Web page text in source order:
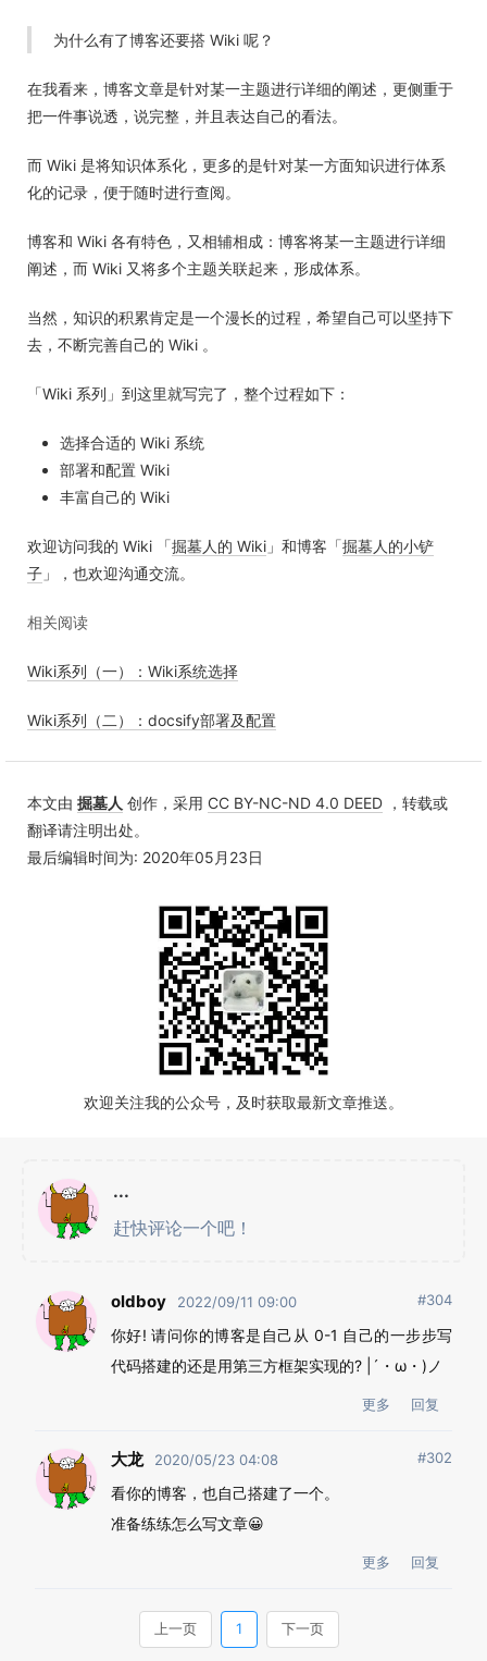
为什么有了博客还要搭 Wiki 呢？
在我看来，博客文章是针对某一主题进行详细的阐述，更侧重于
把一件事说透，说完整，并且表达自己的看法。
而 Wiki 是将知识体系化，更多的是针对某一方面知识进行体系
化的记录，便于随时进行查阅。
博客和 Wiki 各有特色，又相辅相成：博客将某一主题进行详细
阐述，而 Wiki 又将多个主题关联起来，形成体系。
当然，知识的积累肯定是一个漫长的过程，希望自己可以坚持下
去，不断完善自己的 Wiki 。
「Wiki 系列」到这里就写完了，整个过程如下：
选择合适的 Wiki 系统
部署和配置 Wiki
丰富自己的 Wiki
欢迎访问我的 Wiki 「掘墓人的 Wiki 」和博客「掘墓人的小铲
子 」，也欢迎沟通交流。
相关阅读
Wiki系列（一）：Wiki系统选择
Wiki系列（二）：docsify部署及配置
本文由 掘墓人 创作，采用 CC BY-NC-ND 4.0 DEED ，转载或
翻译请注明出处。
最后编辑时间为: 2020年05月23日
欢迎关注我的公众号，及时获取最新文章推送。